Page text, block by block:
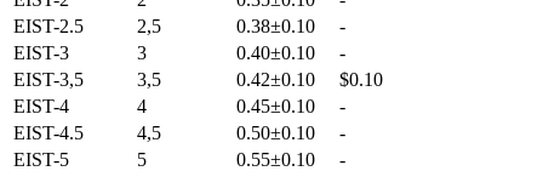
EIST-2.5
2,5 0.38±0.10
-
EIST-3
3 0.40±0.10
-
EIST-3,5
3,5 0.42±0.10
$0.10
EIST-4
4 0.45±0.10
-
EIST-4.5
4,5 0.50±0.10
-
EIST-5
5 0.55±0.10
-